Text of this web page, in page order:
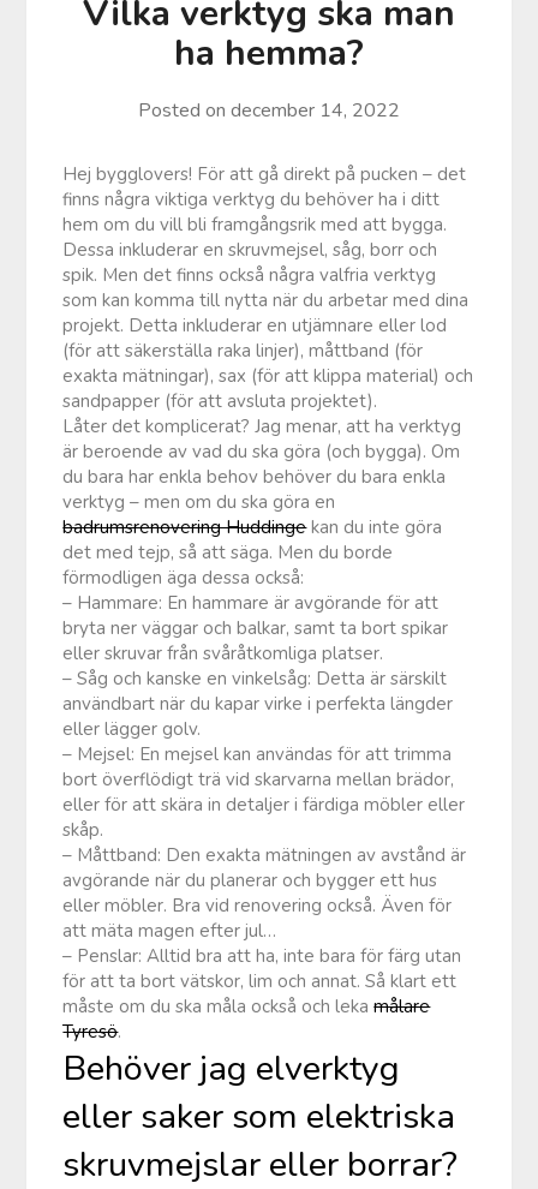
Vilka verktyg ska man
ha hemma?
Posted on december 14, 2022
Hej bygglovers! För att gå direkt på pucken – det
finns några viktiga verktyg du behöver ha i ditt
hem om du vill bli framgångsrik med att bygga.
Dessa inkluderar en skruvmejsel, såg, borr och
spik. Men det finns också några valfria verktyg
som kan komma till nytta när du arbetar med dina
projekt. Detta inkluderar en utjämnare eller lod
(för att säkerställa raka linjer), måttband (för
exakta mätningar), sax (för att klippa material) och
sandpapper (för att avsluta projektet).
Låter det komplicerat? Jag menar, att ha verktyg
är beroende av vad du ska göra (och bygga). Om
du bara har enkla behov behöver du bara enkla
verktyg – men om du ska göra en
badrumsrenovering Huddingekan du inte göra
det med tejp, så att säga. Men du borde
förmodligen äga dessa också:
– Hammare: En hammare är avgörande för att
bryta ner väggar och balkar, samt ta bort spikar
eller skruvar från svåråtkomliga platser.
– Såg och kanske en vinkelsåg: Detta är särskilt
användbart när du kapar virke i perfekta längder
eller lägger golv.
– Mejsel: En mejsel kan användas för att trimma
bort överflödigt trä vid skarvarna mellan brädor,
eller för att skära in detaljer i färdiga möbler eller
skåp.
– Måttband: Den exakta mätningen av avstånd är
avgörande när du planerar och bygger ett hus
eller möbler. Bra vid renovering också. Även för
att mäta magen efter jul…
– Penslar: Alltid bra att ha, inte bara för färg utan
för att ta bort vätskor, lim och annat. Så klart ett
måste om du ska måla också och lekamålare
Tyresö.
Behöver jag elverktyg
eller saker som elektriska
skruvmejslar eller borrar?